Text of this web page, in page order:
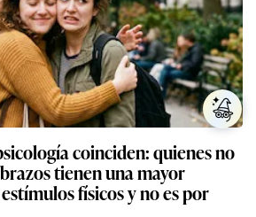
coinciden: quienes no
tienen una mayor
físicos y no es por